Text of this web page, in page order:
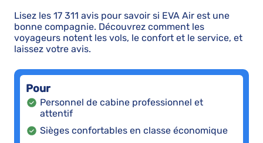
Lisez les 17 311 avis pour savoir si EVA Air est une
bonne compagnie. Découvrez comment les
voyageurs notent les vols, le confort et le service, et
laissez votre avis.
Pour
Personnel de cabine professionnel et
attentif
Sièges confortables en classe économique